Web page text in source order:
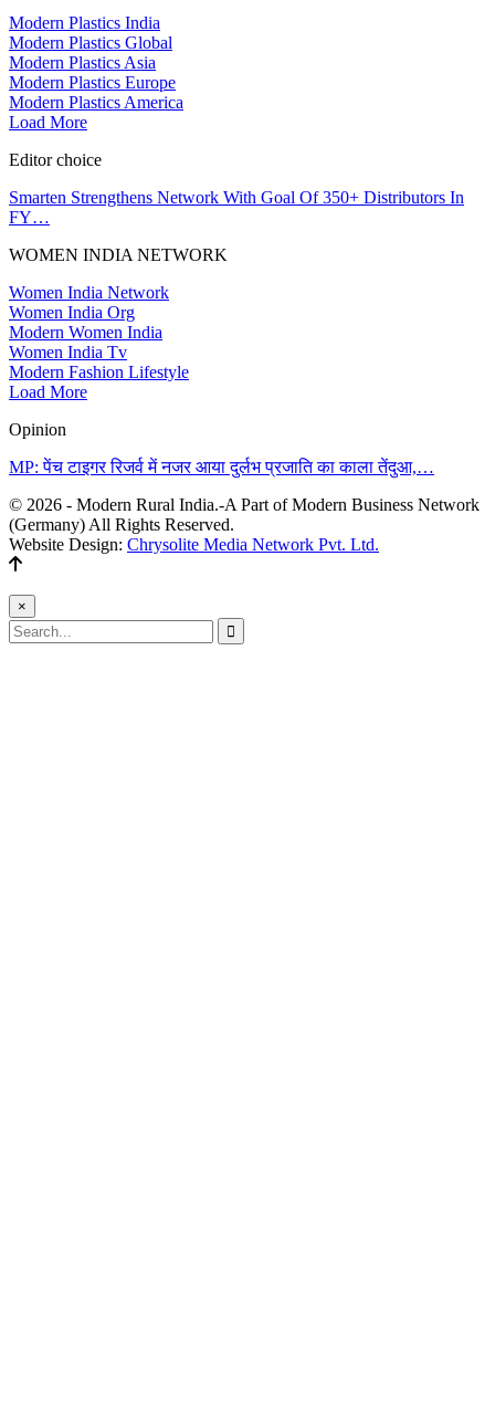
Modern Plastics India
Modern Plastics Global
Modern Plastics Asia
Modern Plastics Europe
Modern Plastics America
Load More
Editor choice
Smarten Strengthens Network With Goal Of 350+ Distributors In
FY…
WOMEN INDIA NETWORK
Women India Network
Women India Org
Modern Women India
Women India Tv
Modern Fashion Lifestyle
Load More
Opinion
MP: पेंच टाइगर रिजर्व में नजर आया दुर्लभ प्रजाति का काला तेंदुआ,…
© 2026 - Modern Rural India.-A Part of Modern Business Network
(Germany) All Rights Reserved.
Website Design: Chrysolite Media Network Pvt. Ltd.
×